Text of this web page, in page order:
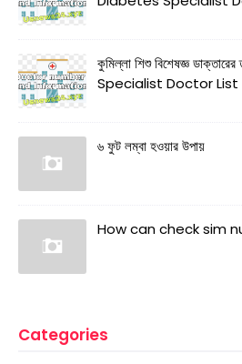
কুমিল্লা শিশু বিশেষজ্ঞ
Specialist Doctor List
৬ ফুট লম্বা হওয়ার উপায়
How can check sim
Categories